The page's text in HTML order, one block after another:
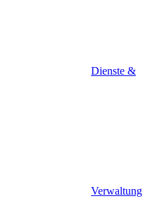
Dienste &
Verwaltung